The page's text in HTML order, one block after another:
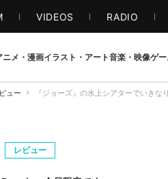
VIDEOS RADIO
ニメ・漫画イラスト・アート音楽・映像ゲ
ュー 『ジョーズ』の水上シアターでいき
レビュー